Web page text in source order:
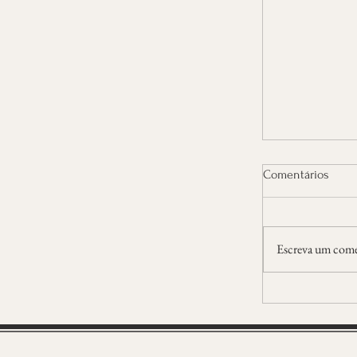
Dia tarde
Comentários
Escreva um